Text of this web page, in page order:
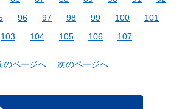
96 97 98 99 100
101
103 104 105 106 107
のページへ 次のページへ